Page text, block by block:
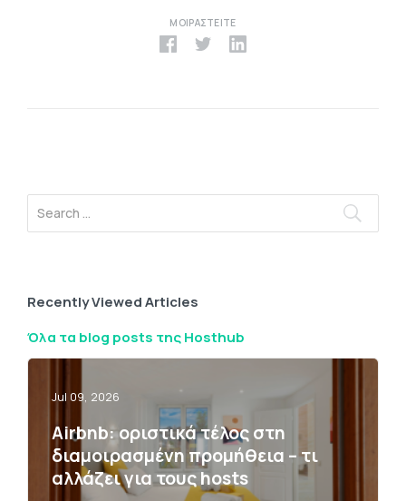
ΜΟΙΡΑΣΤΕΊΤΕ
Recently Viewed Articles
Όλα τα blog posts της Hosthub
Jul 09, 2026
Airbnb: οριστικά τέλος στη
διαμοιρασμένη προμήθεια – τι
αλλάζει για τους hosts